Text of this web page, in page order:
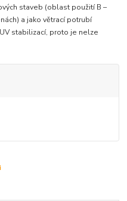
staveb (oblast použití B –
a jako větrací potrubí
stabilizací, proto je nelze